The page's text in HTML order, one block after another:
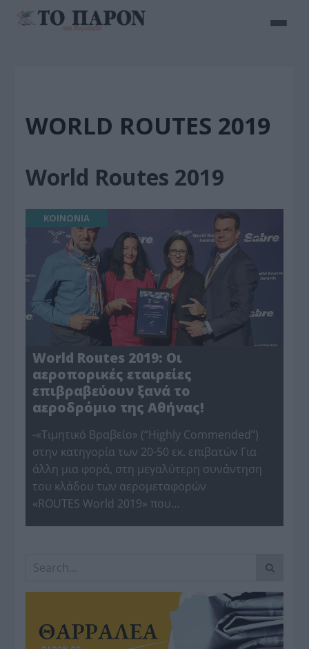
WORLD ROUTES 2019
World Routes 2019
ΚΟΙΝΩΝΙΑ
World Routes 2019: Οι
αεροπορικές εταιρείες
επιβραβεύουν ξανά το
αεροδρόμιο της Αθήνας!
-«Τιμητικό Βραβείο» (“Highly Commended”)
στην κατηγορία των 20-50 εκ. επιβατών Για
άλλη μια φορά, στη μεγαλύτερη συνάντηση
του κλάδου των αερομεταφορών
«ROUTES World 2019» που…